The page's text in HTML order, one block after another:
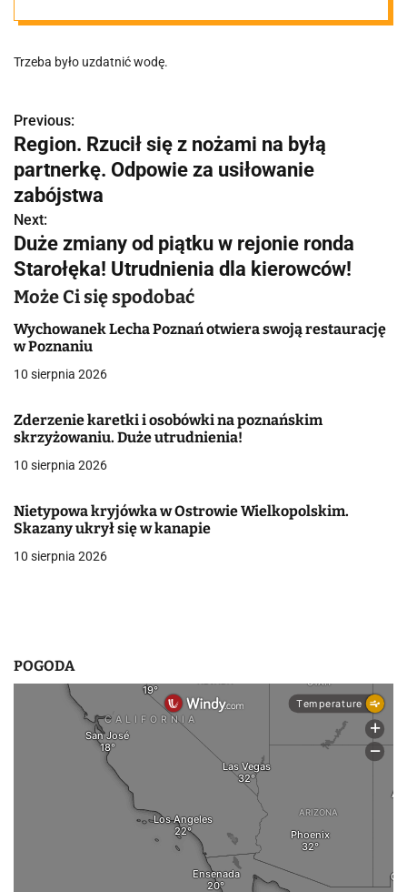
zamknięciu
Trzeba było uzdatnić wodę.
N
a
w
i
g
a
c
j
w
p
i
s
Previous:
Region. Rzucił się z nożami na byłą
partnerkę. Odpowie za usiłowanie
zabójstwa
Next:
Duże zmiany od piątku w rejonie ronda
Starołęka! Utrudnienia dla kierowców!
Może Ci się spodobać
Wychowanek Lecha Poznań otwiera swoją restaurację
w Poznaniu
10 sierpnia 2026
Zderzenie karetki i osobówki na poznańskim
skrzyżowaniu. Duże utrudnienia!
10 sierpnia 2026
Nietypowa kryjówka w Ostrowie Wielkopolskim.
Skazany ukrył się w kanapie
10 sierpnia 2026
POGODA